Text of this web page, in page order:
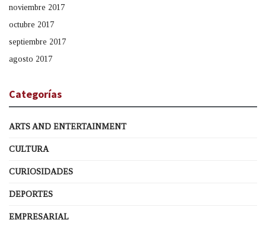
noviembre 2017
octubre 2017
septiembre 2017
agosto 2017
Categorías
ARTS AND ENTERTAINMENT
CULTURA
CURIOSIDADES
DEPORTES
EMPRESARIAL